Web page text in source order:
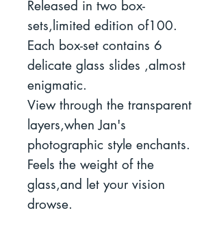
Released in two box-
sets,limited edition of100.
Each box-set contains 6
delicate glass slides ,almost
enigmatic.
View through the transparent
layers,when Jan's
photographic style enchants.
Feels the weight of the
glass,and let your vision
drowse.